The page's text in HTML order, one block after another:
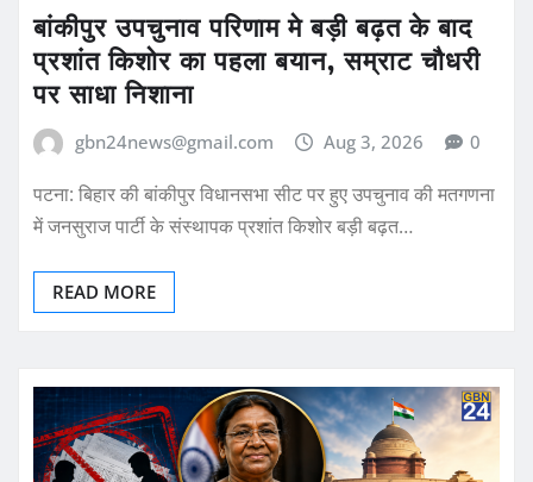
बांकीपुर उपचुनाव परिणाम मे बड़ी बढ़त के बाद
प्रशांत किशोर का पहला बयान, सम्राट चौधरी
पर साधा निशाना
gbn24news@gmail.com Aug 3, 2026 0
पटना: बिहार की बांकीपुर विधानसभा सीट पर हुए उपचुनाव की मतगणना
में जनसुराज पार्टी के संस्थापक प्रशांत किशोर बड़ी बढ़त…
READ MORE